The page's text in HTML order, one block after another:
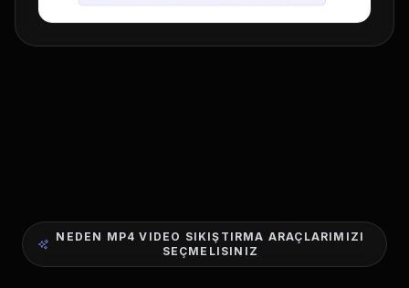
NEDEN MP4 VIDEO SIKIŞTIRMA ARAÇLARIMIZI
SEÇMELISINIZ